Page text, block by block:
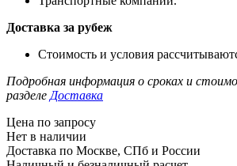
Доставка за рубеж
Стоимость и условия
Подробная информация о сроках и
разделе Доставка
Цена по запросу
Нет в наличии
Доставка по Москве, СПб и России